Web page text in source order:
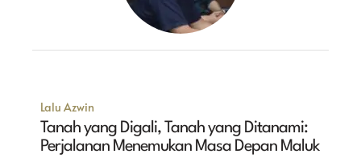
Lalu Azwin
Tanah yang Digali, Tanah yang Ditanami:
Perjalanan Menemukan Masa Depan Maluk